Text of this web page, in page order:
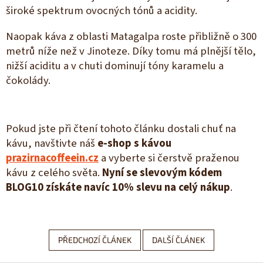
široké spektrum ovocných tónů a acidity.
Naopak káva z oblasti Matagalpa roste přibližně o 300
metrů níže než v Jinoteze. Díky tomu má plnější tělo,
nižší aciditu a v chuti dominují tóny karamelu a
čokolády.
Pokud jste při čtení tohoto článku dostali chuť na
kávu, navštivte náš e-shop s kávou
prazirnacoffeein.cz a vyberte si čerstvě praženou
kávu z celého světa. Nyní se slevovým kódem
BLOG10 získáte navíc 10% slevu na celý nákup.
PŘEDCHOZÍ ČLÁNEK DALŠÍ ČLÁNEK